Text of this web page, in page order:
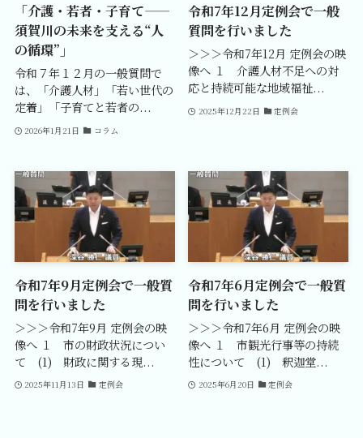
「介護・若者・子育て——
須賀川の未来を支える“人
の循環”」
令和７年１２月の一般質問で
は、「介護人材」「若い世代の
定着」「子育てと若者の...
2026年1月21日 コラム
令和7年12月定例会で一般
質問を行いました
＞＞＞令和7年12月 定例会の映
像へ １ 介護人材不足への対
応と持続可能な地域福祉...
2025年12月22日 定例会
令和7年9月定例会で一般質
問を行いました
＞＞＞令和7年9月 定例会の映
像へ １ 市の財政状況につい
て (1) 財政に関する現...
2025年11月13日 定例会
令和7年6月定例会で一般質
問を行いました
＞＞＞令和7年6月 定例会の映
像へ １ 市観光行事等の持続
性について (1) 釈迦堂...
2025年6月20日 定例会